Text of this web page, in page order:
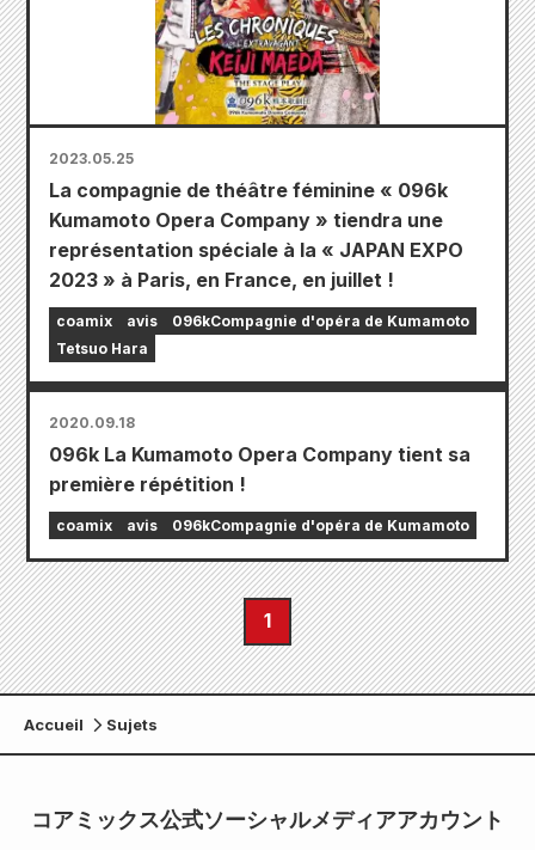
2023.05.25
La compagnie de théâtre féminine « 096k
Kumamoto Opera Company » tiendra une
représentation spéciale à la « JAPAN EXPO
2023 » à Paris, en France, en juillet !
coamix avis
096kCompagnie d'opéra de Kumamoto
Tetsuo Hara
2020.09.18
096k La Kumamoto Opera Company tient sa
première répétition !
coamix avis 096kCompagnie d'opéra de Kumamoto
1
Accueil Sujets
コアミックス公式ソーシャルメディアアカウント